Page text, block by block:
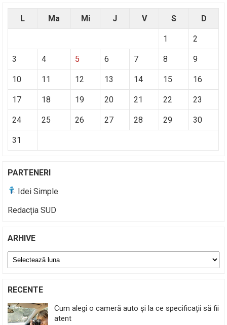
L Ma Mi J V S D
1 2
3 4 5 6 7 8 9
10 11 12 13 14 15 16
17 18 19 20 21 22 23
24 25 26 27 28 29 30
31
PARTENERI
Idei Simple
Redacția SUD
ARHIVE
Arhive
RECENTE
Cum alegi o cameră auto și la ce specificații să fii
atent